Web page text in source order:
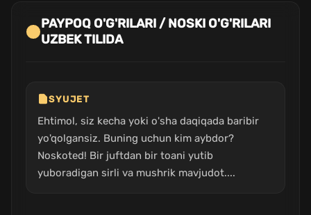
PAYPOQ O'G'RILARI / NOSKI O'G'RILARI
UZBEK TILIDA
SYUJET
Ehtimol, siz kecha yoki o'sha daqiqada baribir
yo'qolgansiz. Buning uchun kim aybdor?
Noskoted! Bir juftdan bir toani yutib
yuboradigan sirli va mushrik mavjudot....